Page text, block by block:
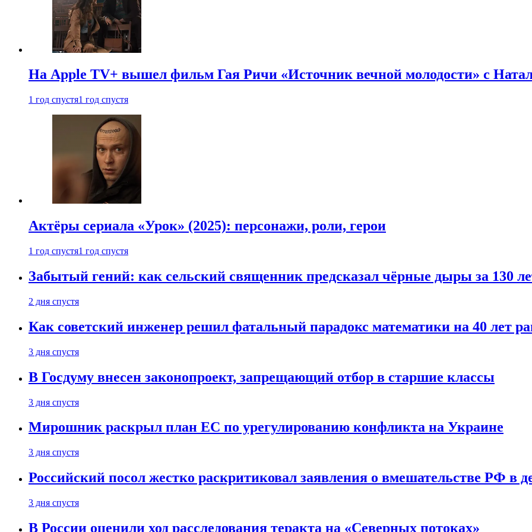
На Apple TV+ вышел фильм Гая Ричи «Источник вечной молодости» с
1 год спустя1 год спустя
Актёры сериала «Урок» (2025): персонажи, роли, герои
1 год спустя1 год спустя
Забытый гений: как сельский священник предсказал чёрные дыры за 130
2 дня спустя
Как советский инженер решил фатальный парадокс математики на 40 лет
3 дня спустя
В Госдуму внесен законопроект, запрещающий отбор в старшие классы
3 дня спустя
Мирошник раскрыл план ЕС по урегулированию конфликта на Украине
3 дня спустя
Российский посол жестко раскритиковал заявления о вмешательстве РФ в
3 дня спустя
В России оценили ход расследования теракта на «Северных потоках»